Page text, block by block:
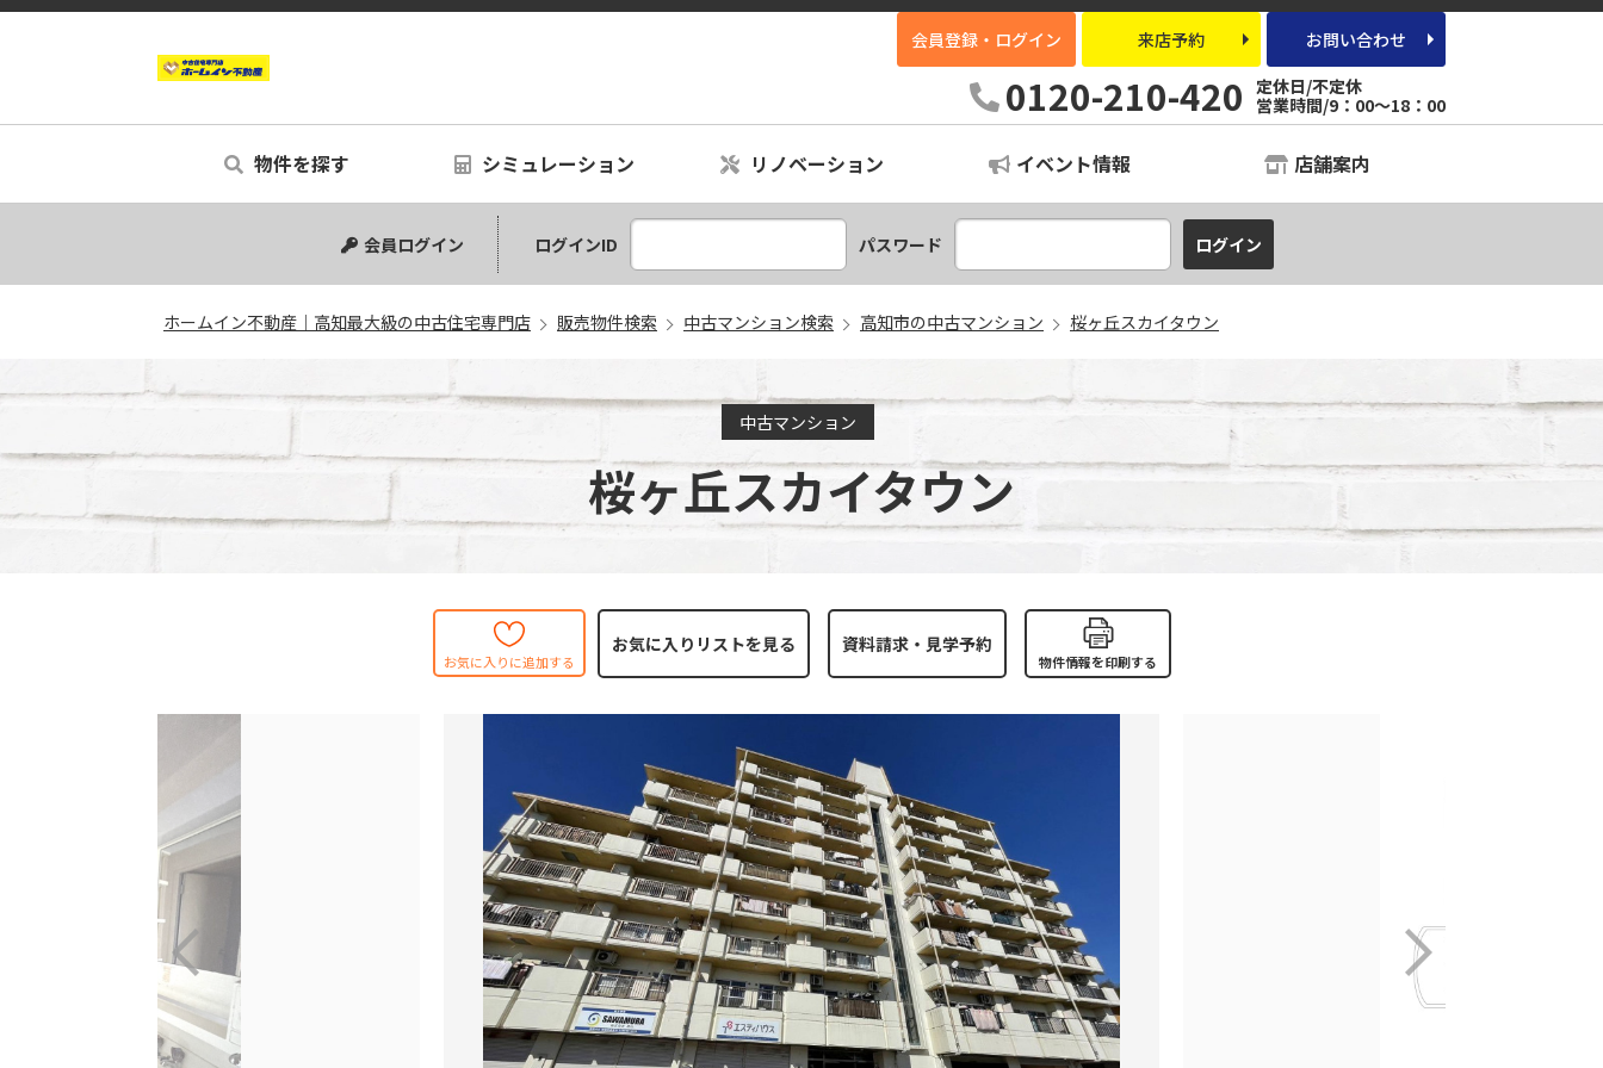
ホームイン不動産｜高知最大級の中古住宅専門店
会員登録・ログイン 来店予約 お問い合わせ
0120-210-420 定休日/不定休
営業時間/9：00～18：00
物件を探す
中古一戸建て
中古マンション
事業用
新築一戸建て
土地
シミュレーション
シミュレーション
リノベーションプラン
リノベーション イベント情報 店舗案内
会員ログイン ログインID パスワード
ホームイン不動産｜高知最大級の中古住宅専門店 販売物件検索 中古マンション検索 高知市の中古マンション 桜ヶ丘スカイタウン
中古マンション
桜ヶ丘スカイタウン
お気に入りに追加する
お気に入りリストを見る
物件情報を印刷する